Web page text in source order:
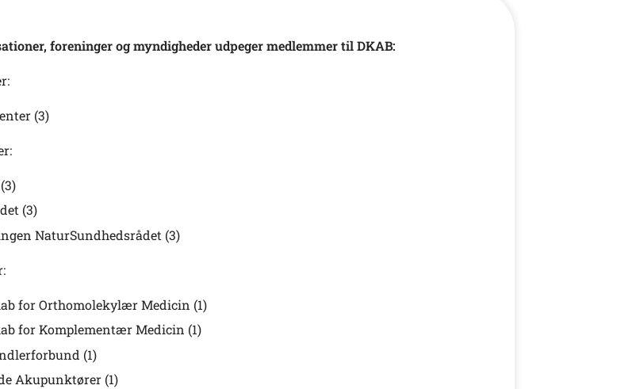
foreninger og myndigheder udpeger medlemmer til DKAB:
(3)
(3)
NaturSundhedsrådet (3)
for Orthomolekylær Medicin (1)
for Komplementær Medicin (1)
(1)
Akupunktører (1)